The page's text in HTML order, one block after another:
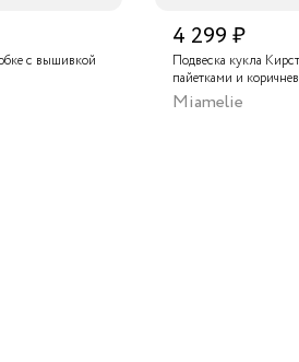
с вышивкой
4 299 ₽
Подвеска кукла
пайетками и
Miamelie